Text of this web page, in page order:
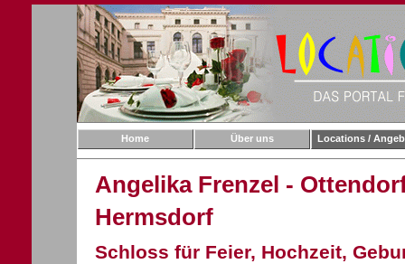
Home Über uns Locations /
Angelika Frenzel -
Hermsdorf
Schloss für Feier, Hochzeit,